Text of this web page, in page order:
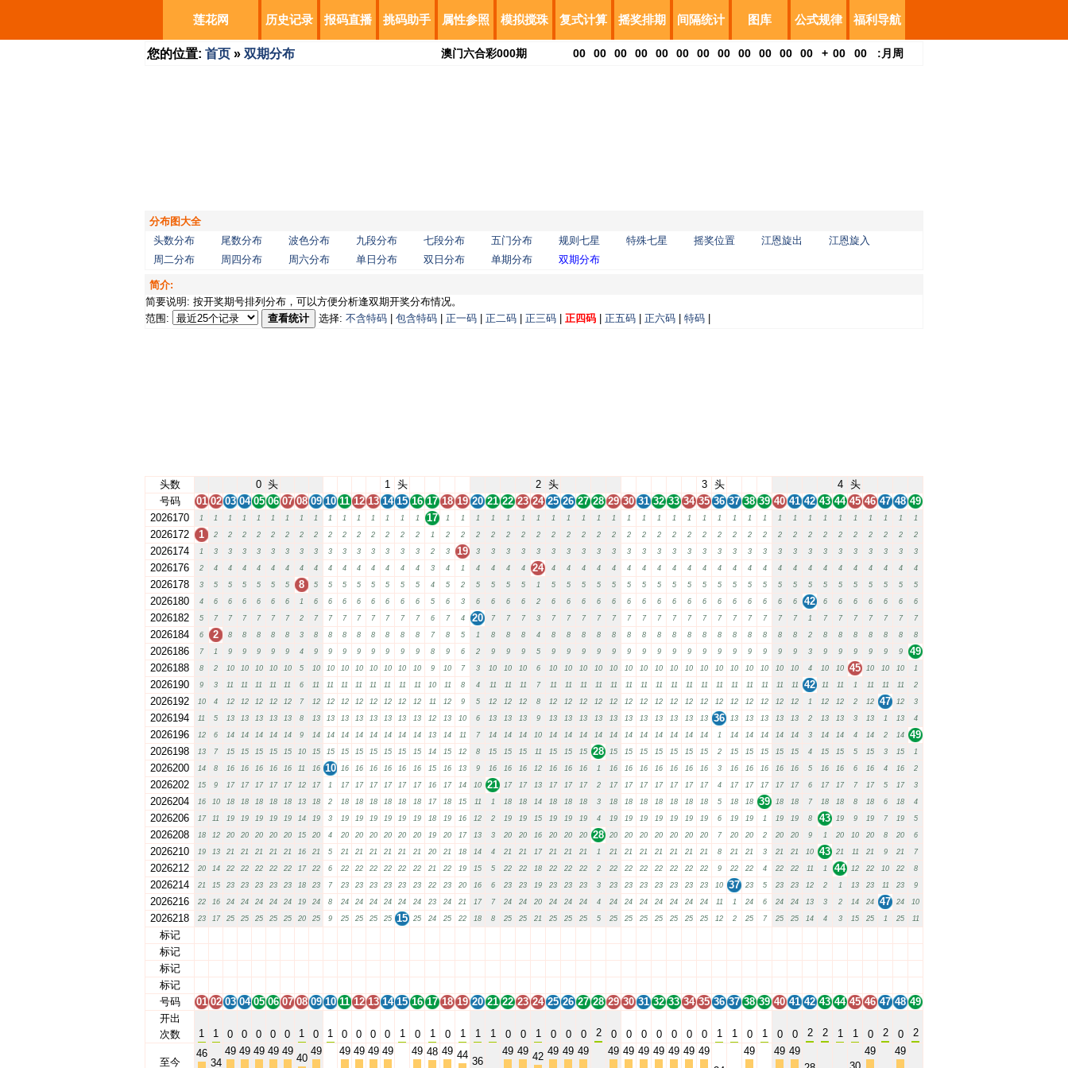
莲花网 历史记录 报码直播 挑码助手 属性参照 模拟搅珠 复式计算 摇奖排期 间隔统计 图库 公式规律 福利导航
您的位置: 首页 » 双期分布 澳门六合彩000期 00 00 00 00 00 00 00 00 00 00 00 00 + 00 00 : 月 周
分布图大全
头数分布
尾数分布 波色分布 九段分布 七段分布 五门分布 规则七星 特殊七星 摇奖位置 江恩旋出
江恩旋入
周二分布
周四分布 周六分布 单日分布 双日分布 单期分布 双期分布
简介:
简要说明: 按开奖期号排列分布，可以方便分析逢双期开奖分布情况。
范围:
查看统计 选择: 不含特码 包含特码 正一码 正二码 正三码 正四码 正五码 正六码 特码
头数 0 头 1 头 2 头 3 头 4
头
号码
01 02 03 04 05 06 07 08 09 10 11 12 13 14 15 16 17 18 19 20 21 22 23 24 25 26 27 28 29 30 31 32 33 34 35 36 37 38 39 40 41 42 43 44 45 46 47 48 49
2026170
1 1 1 1 1 1 1 1 1 1 1 1 1 1 1 1 17 1 1 1 1 1 1 1 1 1 1 1 1 1 1 1 1 1 1 1 1 1 1 1 1 1 1 1 1 1 1 1 1
2026172 1 2 2 2 2 2 2 2 2 2 2 2 2 2 2 2 1 2 2 2 2 2 2 2 2 2 2 2 2 2 2 2 2 2 2 2 2 2 2 2 2 2 2 2 2 2 2 2 2
2026174 1 3 3 3 3 3 3 3 3 3 3 3 3 3 3 3 2 3 19 3 3 3 3 3 3 3 3 3 3 3 3 3 3 3 3 3 3 3 3 3 3 3 3 3 3 3 3 3 3
2026176 2 4 4 4 4 4 4 4 4 4 4 4 4 4 4 4 3 4 1 4 4 4 4 24 4 4 4 4 4 4 4 4 4 4 4 4 4 4 4 4 4 4 4 4 4 4 4 4 4
2026178 3 5 5 5 5 5 5 8 5 5 5 5 5 5 5 5 4 5 2 5 5 5 5 1 5 5 5 5 5 5 5 5 5 5 5 5 5 5 5 5 5 5 5 5 5 5 5 5 5
2026180 4 6 6 6 6 6 6 1 6 6 6 6 6 6 6 6 5 6 3 6 6 6 6 2 6 6 6 6 6 6 6 6 6 6 6 6 6 6 6 6 6 42 6 6 6 6 6 6 6
2026182 5 7 7 7 7 7 7 2 7 7 7 7 7 7 7 7 6 7 4 20 7 7 7 3 7 7 7 7 7 7 7 7 7 7 7 7 7 7 7 7 7 1 7 7 7 7 7 7 7
2026184 6 2 8 8 8 8 8 3 8 8 8 8 8 8 8 8 7 8 5 1 8 8 8 4 8 8 8 8 8 8 8 8 8 8 8 8 8 8 8 8 8 2 8 8 8 8 8 8 8
2026186 7 1 9 9 9 9 9 4 9 9 9 9 9 9 9 9 8 9 6 2 9 9 9 5 9 9 9 9 9 9 9 9 9 9 9 9 9 9 9 9 9 3 9 9 9 9 9 9
49
2026188
8 2 10 10 10 10 10 5 10 10 10 10 10 10 10 10 9 10 7 3 10 10 10 6 10 10 10 10 10 10 10 10 10 10 10 10 10 10 10 10 10 4 10 10 45 10 10 10 1
2026190 9 3 11 11 11 11 11 6 11 11 11 11 11 11 11 11 10 11 8 4 11 11 11 7 11 11 11 11 11 11 11 11 11 11 11 11 11 11 11 11 11 42 11 11 1 11 11 11 2
2026192 10 4 12 12 12 12 12 7 12 12 12 12 12 12 12 12 11 12 9 5 12 12 12 8 12 12 12 12 12 12 12 12 12 12 12 12 12 12 12 12 12 1 12 12 2 12 47 12 3
2026194 11 5 13 13 13 13 13 8 13 13 13 13 13 13 13 13 12 13 10 6 13 13 13 9 13 13 13 13 13 13 13 13 13 13 13 36 13 13 13 13 13 2 13 13 3 13 1 13 4
2026196 12 6 14 14 14 14 14 9 14 14 14 14 14 14 14 14 13 14 11 7 14 14 14 10 14 14 14 14 14 14 14 14 14 14 14 1 14 14 14 14 14 3 14 14 4 14 2 14
49
2026198
13 7 15 15 15 15 15 10 15 15 15 15 15 15 15 15 14 15 12 8 15 15 15 11 15 15 15 28 15 15 15 15 15 15 15 2 15 15 15 15 15 4 15 15 5 15 3 15 1
2026200 14 8 16 16 16 16 16 11 16 10 16 16 16 16 16 16 15 16 13 9 16 16 16 12 16 16 16 1 16 16 16 16 16 16 16 3 16 16 16 16 16 5 16 16 6 16 4 16 2
2026202 15 9 17 17 17 17 17 12 17 1 17 17 17 17 17 17 16 17 14 10 21 17 17 13 17 17 17 2 17 17 17 17 17 17 17 4 17 17 17 17 17 6 17 17 7 17 5 17 3
2026204 16 10 18 18 18 18 18 13 18 2 18 18 18 18 18 18 17 18 15 11 1 18 18 14 18 18 18 3 18 18 18 18 18 18 18 5 18 18 39 18 18 7 18 18 8 18 6 18 4
2026206 17 11 19 19 19 19 19 14 19 3 19 19 19 19 19 19 18 19 16 12 2 19 19 15 19 19 19 4 19 19 19 19 19 19 19 6 19 19 1 19 19 8 43 19 9 19 7 19 5
2026208 18 12 20 20 20 20 20 15 20 4 20 20 20 20 20 20 19 20 17 13 3 20 20 16 20 20 20 28 20 20 20 20 20 20 20 7 20 20 2 20 20 9 1 20 10 20 8 20 6
2026210 19 13 21 21 21 21 21 16 21 5 21 21 21 21 21 21 20 21 18 14 4 21 21 17 21 21 21 1 21 21 21 21 21 21 21 8 21 21 3 21 21 10 43 21 11 21 9 21 7
2026212 20 14 22 22 22 22 22 17 22 6 22 22 22 22 22 22 21 22 19 15 5 22 22 18 22 22 22 2 22 22 22 22 22 22 22 9 22 22 4 22 22 11 1 44 12 22 10 22 8
2026214 21 15 23 23 23 23 23 18 23 7 23 23 23 23 23 23 22 23 20 16 6 23 23 19 23 23 23 3 23 23 23 23 23 23 23 10 37 23 5 23 23 12 2 1 13 23 11 23 9
2026216 22 16 24 24 24 24 24 19 24 8 24 24 24 24 24 24 23 24 21 17 7 24 24 20 24 24 24 4 24 24 24 24 24 24 24 11 1 24 6 24 24 13 3 2 14 24 47 24 10
2026218 23 17 25 25 25 25 25 20 25 9 25 25 25 25 15 25 24 25 22 18 8 25 25 21 25 25 25 5 25 25 25 25 25 25 25 12 2 25 7 25 25 14 4 3 15 25 1 25 11
标记
标记
标记
标记
号码
01 02 03 04 05 06 07 08 09 10 11 12 13 14 15 16 17 18 19 20 21 22 23 24 25 26 27 28 29 30 31 32 33 34 35 36 37 38 39 40 41 42 43 44 45 46 47 48 49
开出
次数
1 1 0 0 0 0 0 1 0 1 0 0 0 0 1 0 1 0 1 1 1 0 0 1 0 0 0 2 0 0 0 0 0 0 0 1 1 0 1 0 0 2 2 1 1 0 2 0 2
至今
46
34
49 49 49 49 49
40
49 49 49 49 49 49 48 49 44
36
49 49 42 49 49 49 49 49 49 49 49 49 49
49 49 49
49
49